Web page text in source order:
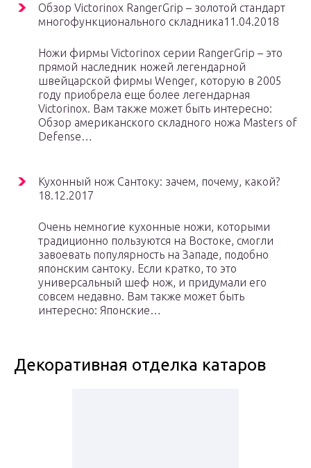
Обзор Victorinox RangerGrip – золотой стандарт
многофункционального складника11.04.2018
Ножи фирмы Victorinox серии RangerGrip – это
прямой наследник ножей легендарной
швейцарской фирмы Wenger, которую в 2005
году приобрела еще более легендарная
Victorinox. Вам также может быть интересно:
Обзор американского складного ножа Masters of
Defense…
Кухонный нож Сантоку: зачем, почему, какой?
18.12.2017
Очень немногие кухонные ножи, которыми
традиционно пользуются на Востоке, смогли
завоевать популярность на Западе, подобно
японским сантоку. Если кратко, то это
универсальный шеф нож, и придумали его
совсем недавно. Вам также может быть
интересно: Японские…
Декоративная отделка катаров